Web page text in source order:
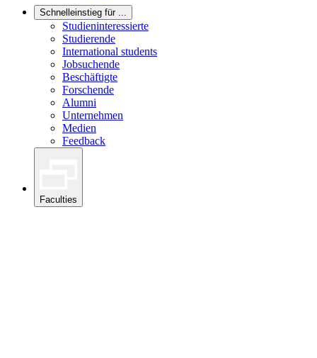
Schnelleinstieg für ...
Studieninteressierte
Studierende
International students
Jobsuchende
Beschäftigte
Forschende
Alumni
Unternehmen
Medien
Feedback
Faculties